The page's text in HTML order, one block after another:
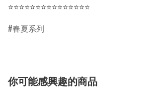
⭐⭐⭐⭐⭐⭐⭐⭐⭐⭐⭐⭐⭐⭐⭐
春夏系列
你可能感興趣的商品